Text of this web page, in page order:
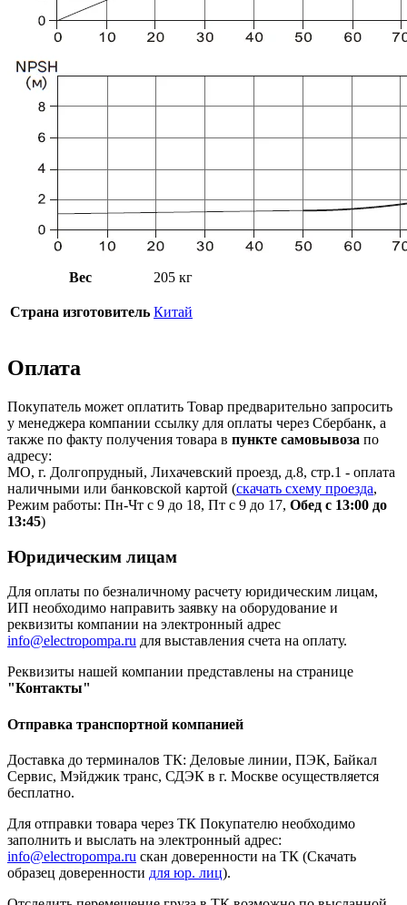
Вес 205 кг
Страна изготовитель Китай
Оплата
Покупатель может оплатить Товар предварительно запросить
у менеджера компании ссылку для оплаты через Сбербанк, а
также по факту получения товара в пункте самовывоза по
адресу:
МО, г. Долгопрудный, Лихачевский проезд, д.8, стр.1 - оплата
наличными или банковской картой (скачать схему проезда,
Режим работы: Пн-Чт с 9 до 18, Пт с 9 до 17, Обед с 13:00 до
13:45)
Юридическим лицам
Для оплаты по безналичному расчету юридическим лицам,
ИП необходимо направить заявку на оборудование и
реквизиты компании на электронный адрес
info@electropompa.ru для выставления счета на оплату.
Реквизиты нашей компании представлены на странице
"Контакты"
Отправка транспортной компанией
Доставка до терминалов ТК: Деловые линии, ПЭК, Байкал
Сервис, Мэйджик транс, СДЭК в г. Москве осуществляется
бесплатно.
Для отправки товара через ТК Покупателю необходимо
заполнить и выслать на электронный адрес:
info@electropompa.ru скан доверенности на ТК (Скачать
образец доверенности для юр. лиц).